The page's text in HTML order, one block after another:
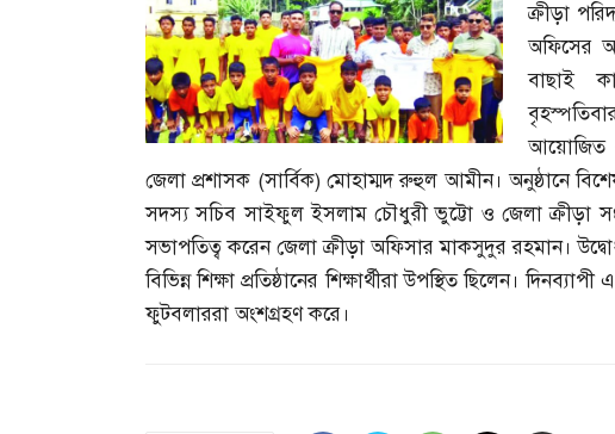
ক্রীড়া
অফিসের
বাছাই
আয়োজিত এ
জেলা প্রশাসক (সার্বিক) মোহাম্মদ রুহুল আমীন। অনুষ্ঠানে
সদস্য সচিব সাইফুল ইসলাম চৌধুরী ভুট্টো ও জেলা ক্রীড়া
সভাপতিত্ব করেন জেলা ক্রীড়া অফিসার মাকসুদুর রহমান।
বিভিন্ন শিক্ষা প্রতিষ্ঠানের শিক্ষার্থীরা উপস্থিত ছিলেন।
ফুটবলাররা অংশগ্রহণ করে।